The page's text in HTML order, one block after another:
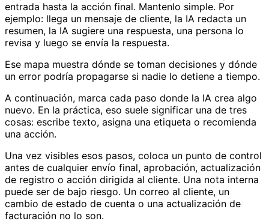
entrada hasta la acción final. Mantenlo simple. Por
ejemplo: llega un mensaje de cliente, la IA redacta un
resumen, la IA sugiere una respuesta, una persona lo
revisa y luego se envía la respuesta.
Ese mapa muestra dónde se toman decisiones y dónde
un error podría propagarse si nadie lo detiene a tiempo.
A continuación, marca cada paso donde la IA crea algo
nuevo. En la práctica, eso suele significar una de tres
cosas: escribe texto, asigna una etiqueta o recomienda
una acción.
Una vez visibles esos pasos, coloca un punto de control
antes de cualquier envío final, aprobación, actualización
de registro o acción dirigida al cliente. Una nota interna
puede ser de bajo riesgo. Un correo al cliente, un
cambio de estado de cuenta o una actualización de
facturación no lo son.